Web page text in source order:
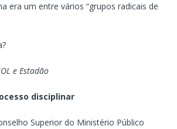
era um entre vários “grupos radicais de
e Estadão
disciplinar
Superior do Ministério Público